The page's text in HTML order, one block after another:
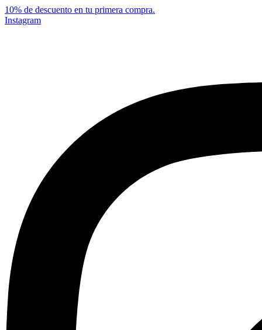
10% de descuento en tu primera compra.
Instagram